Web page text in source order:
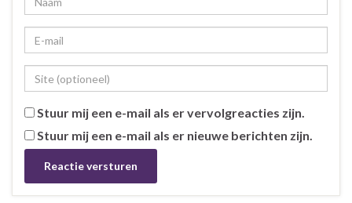
Stuur mij een e-mail als er vervolgreacties zijn.
Stuur mij een e-mail als er nieuwe berichten zijn.